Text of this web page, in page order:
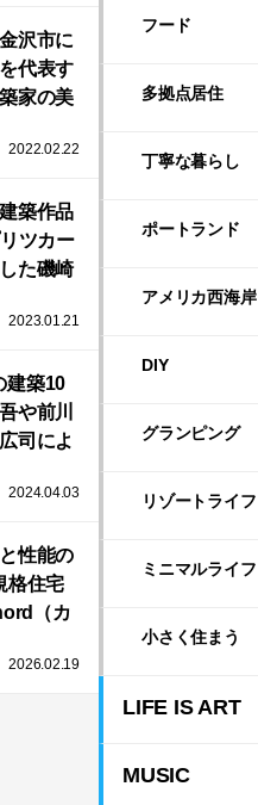
沢市に
代表す
家の美
2022.02.22
築作品
ツカー
た磯崎
掛けた
2023.01.21
建築10
や前川
司によ
建築揃
2024.04.03
性能の
格住宅
（カ
窓に隠
2026.02.19
フード
多拠点居住
丁寧な暮らし
ポートランド
アメリカ西海岸
DIY
グランピング
リゾートライフ
ミニマルライフ
小さく住まう
LIFE IS ART
MUSIC